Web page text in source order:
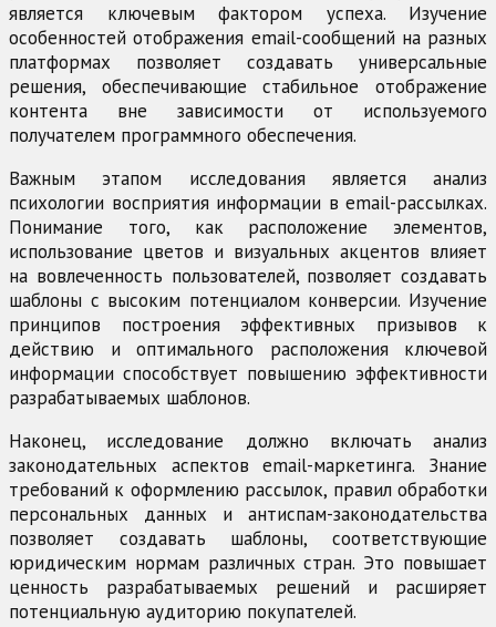
является ключевым фактором успеха. Изучение
особенностей отображения email-сообщений на разных
платформах позволяет создавать универсальные
решения, обеспечивающие стабильное отображение
контента вне зависимости от используемого
получателем программного обеспечения.
Важным этапом исследования является анализ
психологии восприятия информации в email-рассылках.
Понимание того, как расположение элементов,
использование цветов и визуальных акцентов влияет
на вовлеченность пользователей, позволяет создавать
шаблоны с высоким потенциалом конверсии. Изучение
принципов построения эффективных призывов к
действию и оптимального расположения ключевой
информации способствует повышению эффективности
разрабатываемых шаблонов.
Наконец, исследование должно включать анализ
законодательных аспектов email-маркетинга. Знание
требований к оформлению рассылок, правил обработки
персональных данных и антиспам-законодательства
позволяет создавать шаблоны, соответствующие
юридическим нормам различных стран. Это повышает
ценность разрабатываемых решений и расширяет
потенциальную аудиторию покупателей.